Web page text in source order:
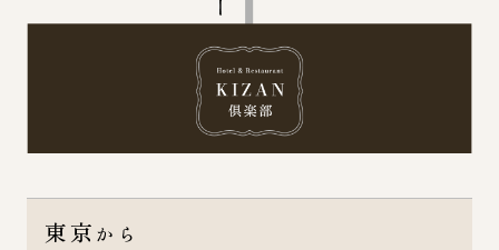
東京 から